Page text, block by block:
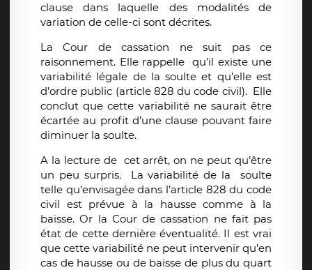
clause dans laquelle des modalités de
variation de celle-ci sont décrites.
La Cour de cassation ne suit pas ce
raisonnement. Elle rappelle qu’il existe une
variabilité légale de la soulte et qu’elle est
d’ordre public (article 828 du code civil). Elle
conclut que cette variabilité ne saurait être
écartée au profit d’une clause pouvant faire
diminuer la soulte.
A la lecture de cet arrêt, on ne peut qu’être
un peu surpris. La variabilité de la soulte
telle qu’envisagée dans l’article 828 du code
civil est prévue à la hausse comme à la
baisse. Or la Cour de cassation ne fait pas
état de cette dernière éventualité. Il est vrai
que cette variabilité ne peut intervenir qu’en
cas de hausse ou de baisse de plus du quart